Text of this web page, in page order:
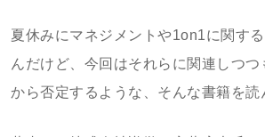
夏休みにマネジメントや1on1に関す
んだけど、今回はそれらに関連しつ
から否定するような、そんな書籍を読